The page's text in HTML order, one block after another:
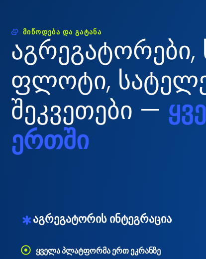
ᲛᲘᲬᲝᲓᲔᲑᲐ ᲓᲐ ᲒᲐᲢᲐᲜᲐ
აგრეგატორები,
ფლოტი,
შეკვეთები —
ერთში
აგრეგატორის ინტეგრაცია
ყველა პლატფორმა ერთ ეკრანზე